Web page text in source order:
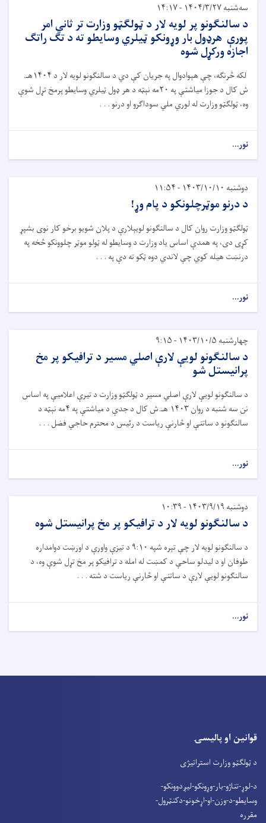
سه‌شنبه ۱۴۰۴/۳/۲۷ - ۱۴:۱۷
د سالنګونو پر لویه لار د ټولګټو وزارت تر ثاني امر
پورې هرډول بار وړونکو ټیلري وسایطو ته د تګ راتګ
اجازه ورکړل شوه
لکه څرنګه، چې هېوادوال په جریان کې دي د سالنګونو لویه لار د ۱۴۰۴هـ.
ش کال د جوزا میاشتې په ۲۰مه نېټه د هر ډول ټیلري وسایطو پرمخ تړل شوې
وه، ټولګټو وزارت له لوري ملي سوداګرو او درنو . . .
نور...
دوشنبه ۱۴۰۳/۱۰/۱۰ - ۱۱:۵۴
د درنو موټرچلونکو د پام وړ!
ټولګټو وزارت روان کال د سالنګونو لویېلارې د پلان شویو برخو کار نوی بشپړ
کړی دی، په همدې اساس یاد وزارت د وسایطو له ټولو موټر چلوونکو څخه په
درنښت هیله کوي چې لاندي دوه ټکو ته دې په . . .
نور...
چهارشنبه ۱۴۰۳/۱۰/۵ - ۹:۱۵
د سالنگونو لویې لارې اصلي مسیر د ترافیکو پر مخ
پرانیستل شو
د سالنګونو لویې لارې اصلي مسیر د ټولګټو وزارت د تیرې اعلامیې په اساس
نن سه شنبه د روان ۱۴۰۳ هـ.ش کال د جدې د میاشتې په ۴مه نېټه د
سالنگونو د ساتنې او څارنې ریاست د رئیس د محترم حاجي فضل . . .
نور...
دوشنبه ۱۴۰۳/۹/۱۹ - ۱۰:۳۹
د سالنګونو لویه لار د ترافیکو پر مخ پرانيستل شوه
د سالنګونو لویه لار چې تېره شپه ۹:۱۰ د تیزې واورې د اورښت دوامداره
طوفان او د لیدلو ساحې د کمښت له امله د ترافیکو پر مخ تړل شوې وه، د
سالنګونو لویې لارې د ساتنې او څارنې ریاست د شته . . .
نور...
قوانین او پالیسۍ
د ټولګټو وزارت استراتیژی
د-لوړ-تناژو-بار-وړونکو-لیږدوونکو-
وسایطو-د-وزن-او-اړخونو-دکنټرول-
مقرره